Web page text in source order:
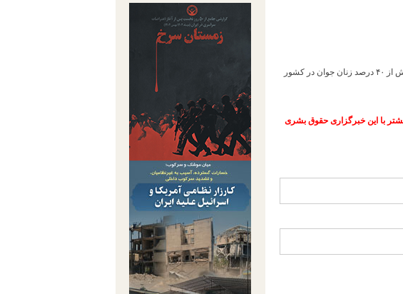
خبرگزاری هرانا ـ نتایج طرح آمارگیری نیروی کار در سال ۹۴ نشان می دهد که بیش از ۴۰ درصد زنان جوان در کشور
با این خبرگزاری حقوق بشری